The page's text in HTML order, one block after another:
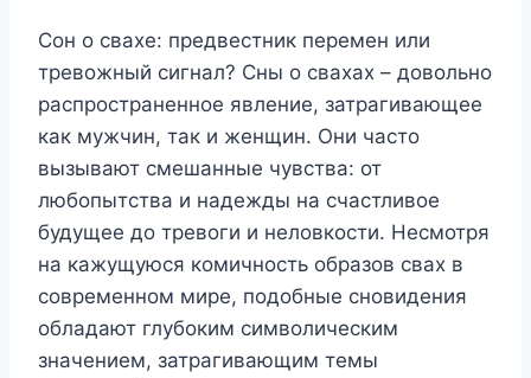
Сон о свахе: предвестник перемен или
тревожный сигнал? Сны о свахах – довольно
распространенное явление, затрагивающее
как мужчин, так и женщин. Они часто
вызывают смешанные чувства: от
любопытства и надежды на счастливое
будущее до тревоги и неловкости. Несмотря
на кажущуюся комичность образов свах в
современном мире, подобные сновидения
обладают глубоким символическим
значением, затрагивающим темы